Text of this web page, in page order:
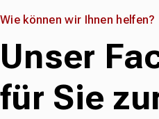
Wie können wir Ihnen helfen?
Unser
für Sie